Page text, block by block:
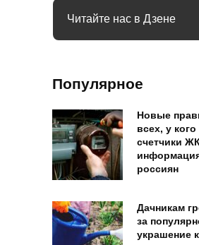
Читайте нас в Дзене
Популярное
Новые
всех, у кого
счетчики
россиян
Дачникам
за
украшение